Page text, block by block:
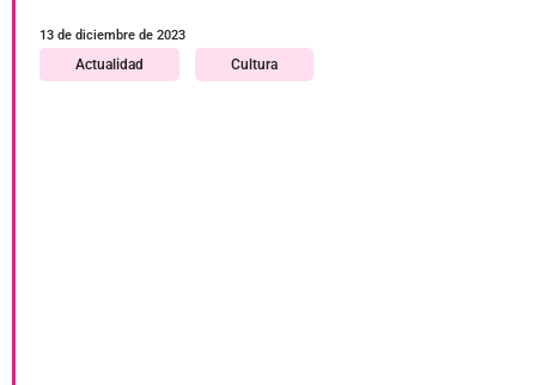
13 de diciembre de 2023
Actualidad Cultura